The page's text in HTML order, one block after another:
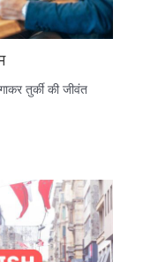
तुर्की की जीवंत